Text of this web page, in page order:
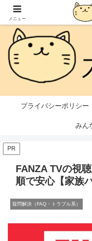
本ページはプ
プライバシーポリシー
みん
PR
FANZA TVの視
順で安心【家族
疑問解決（FAQ・トラブル系）
メニュー